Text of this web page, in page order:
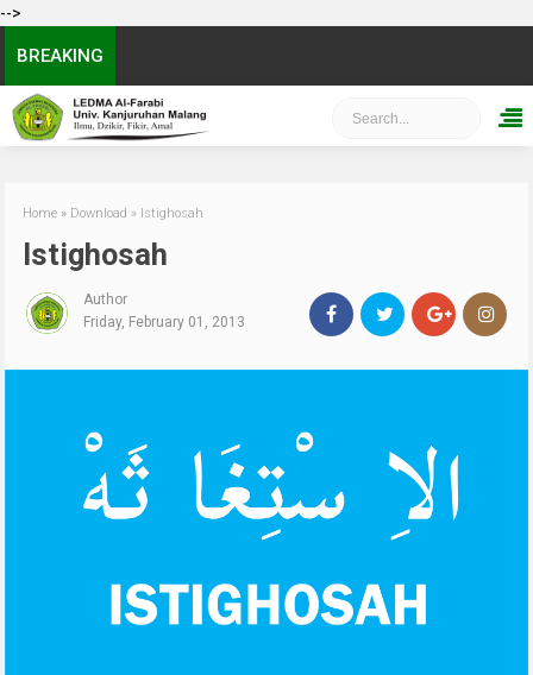
-->
BREAKING
Home » Download » Istighosah
Istighosah
Author
Friday, February 01, 2013